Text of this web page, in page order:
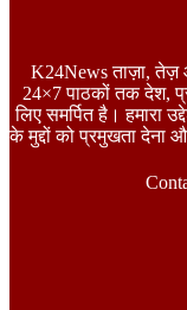
K24News ताज़ा, तेज़
24×7 पाठकों तक देश,
लिए समर्पित है। हमारा
के मुद्दों को प्रमुखता देना